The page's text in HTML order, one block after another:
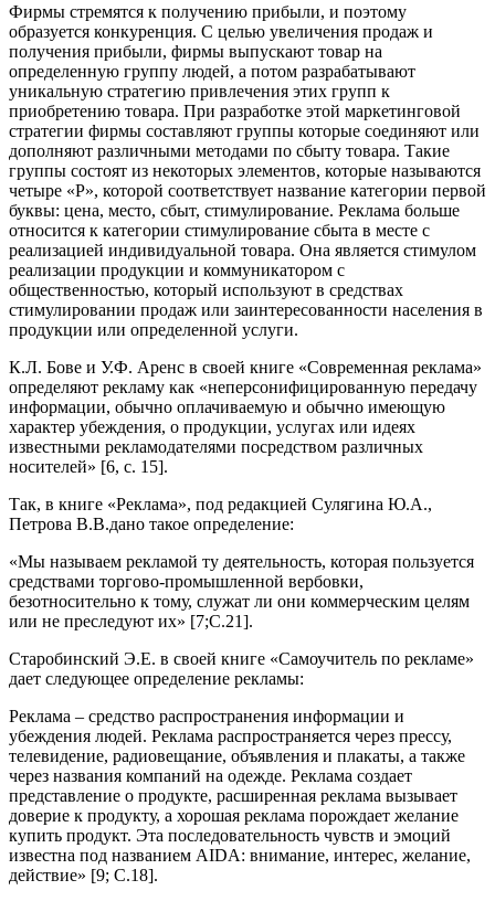
Фирмы стремятся к получению прибыли, и поэтому
образуется конкуренция. С целью увеличения продаж и
получения прибыли, фирмы выпускают товар на
определенную группу людей, а потом разрабатывают
уникальную стратегию привлечения этих групп к
приобретению товара. При разработке этой маркетинговой
стратегии фирмы составляют группы которые соединяют или
дополняют различными методами по сбыту товара. Такие
группы состоят из некоторых элементов, которые называются
четыре «Р», которой соответствует название категории первой
буквы: цена, место, сбыт, стимулирование. Реклама больше
относится к категории стимулирование сбыта в месте с
реализацией индивидуальной товара. Она является стимулом
реализации продукции и коммуникатором с
общественностью, который используют в средствах
стимулировании продаж или заинтересованности населения в
продукции или определенной услуги.
К.Л. Бове и У.Ф. Аренс в своей книге «Современная реклама»
определяют рекламу как «неперсонифицированную передачу
информации, обычно оплачиваемую и обычно имеющую
характер убеждения, о продукции, услугах или идеях
известными рекламодателями посредством различных
носителей» [6, с. 15].
Так, в книге «Реклама», под редакцией Сулягина Ю.А.,
Петрова В.В.дано такое определение:
«Мы называем рекламой ту деятельность, которая пользуется
средствами торгово-промышленной вербовки,
безотносительно к тому, служат ли они коммерческим целям
или не преследуют их» [7;С.21].
Старобинский Э.Е. в своей книге «Самоучитель по рекламе»
дает следующее определение рекламы:
Реклама – средство распространения информации и
убеждения людей. Реклама распространяется через прессу,
телевидение, радиовещание, объявления и плакаты, а также
через названия компаний на одежде. Реклама создает
представление о продукте, расширенная реклама вызывает
доверие к продукту, а хорошая реклама порождает желание
купить продукт. Эта последовательность чувств и эмоций
известна под названием AIDA: внимание, интерес, желание,
действие» [9; С.18].